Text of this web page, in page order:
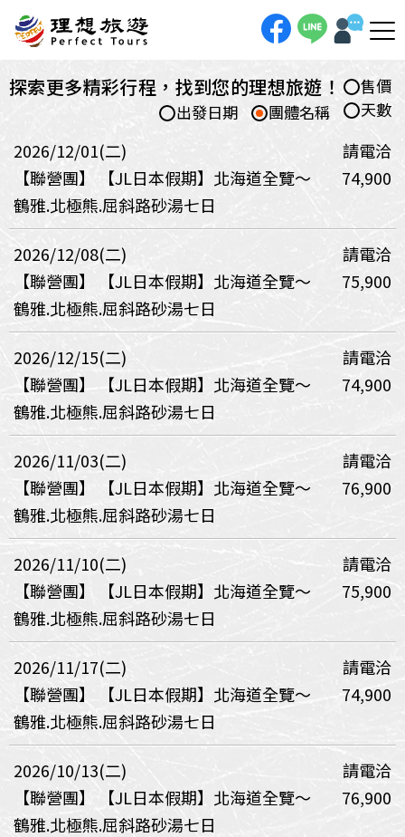
探索更多精彩行程，找到您的理想旅遊！
售價
天數
團體名稱
出發日期
2026/12/01(二)
請電洽
【聯營團】
【JL日本假期】北海道全覽～
鶴雅.北極熊.屈斜路砂湯七日
74,900
2026/12/08(二)
請電洽
【聯營團】
【JL日本假期】北海道全覽～
鶴雅.北極熊.屈斜路砂湯七日
75,900
2026/12/15(二)
請電洽
【聯營團】
【JL日本假期】北海道全覽～
鶴雅.北極熊.屈斜路砂湯七日
74,900
2026/11/03(二)
請電洽
【聯營團】
【JL日本假期】北海道全覽～
鶴雅.北極熊.屈斜路砂湯七日
76,900
2026/11/10(二)
請電洽
【聯營團】
【JL日本假期】北海道全覽～
鶴雅.北極熊.屈斜路砂湯七日
75,900
2026/11/17(二)
請電洽
【聯營團】
【JL日本假期】北海道全覽～
鶴雅.北極熊.屈斜路砂湯七日
74,900
2026/10/13(二)
請電洽
【聯營團】
【JL日本假期】北海道全覽～
鶴雅.北極熊.屈斜路砂湯七日
76,900